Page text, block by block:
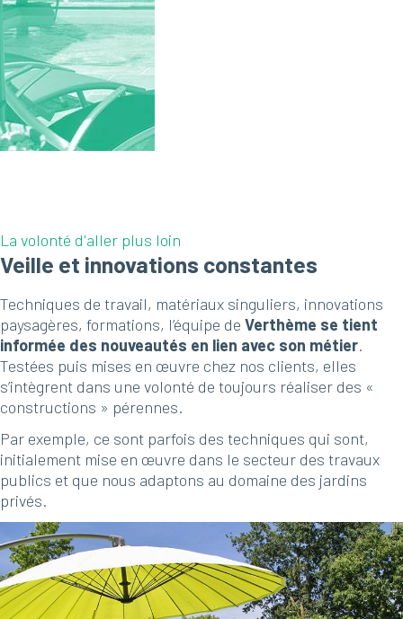
La volonté d'aller plus loin
Veille et innovations constantes
Techniques de travail, matériaux singuliers, innovations
paysagères, formations, l’équipe de Verthème se tient
informée des nouveautés en lien avec son métier.
Testées puis mises en œuvre chez nos clients, elles
s’intègrent dans une volonté de toujours réaliser des «
constructions » pérennes.
Par exemple, ce sont parfois des techniques qui sont,
initialement mise en œuvre dans le secteur des travaux
publics et que nous adaptons au domaine des jardins
privés.